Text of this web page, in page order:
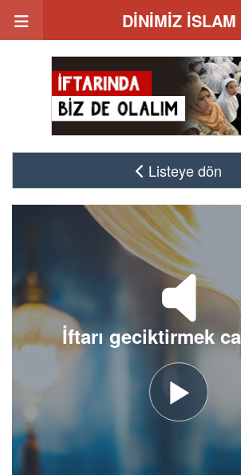
DİNİMİZ İSLAM
Listeye dön
İftarı geciktirmek